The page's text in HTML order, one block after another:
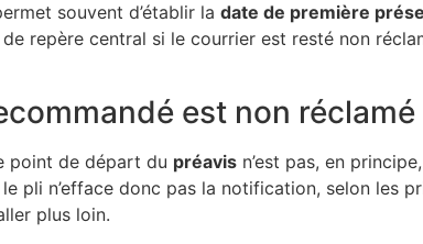
souvent d’établir la date de première
repère central si le courrier est resté non
est non réclamé
point de départ du préavis n’est pas, en
pli n’efface donc pas la notification, selon les
plus loin.